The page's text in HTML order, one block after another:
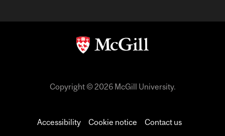
Copyright © 2026 McGill University.
Accessibility Cookie notice Contact us